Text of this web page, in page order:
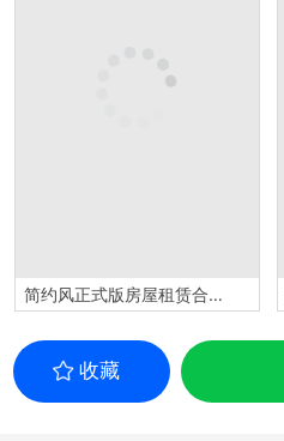
简约风正式版房屋租赁合同书范本Word模板
收藏